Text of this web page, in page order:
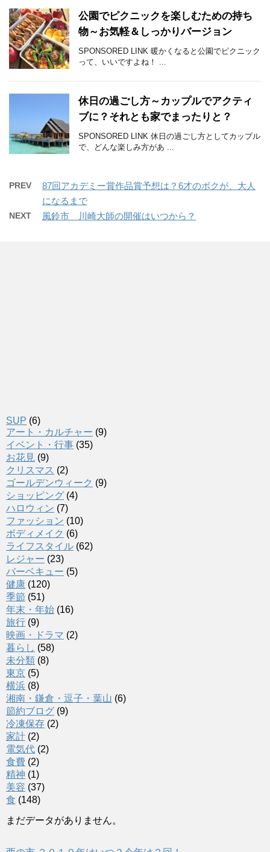
公園でピクニックを楽しむための持ち
物～お気軽＆しっかりバージョン
SPONSORED LINK 暖かくなると公園でピクニック
って、いいですよね！ ...
休日の過ごし方～カップルでアクティ
ブに？それとも家でまったりと？
SPONSORED LINK 休日の過ごし方としてカップル
で、どんな楽しみ方があ ...
PREV
87回アカデミー賞作品賞予想は？6才のボクが、大人
になるまで
NEXT 風鈴市 川崎大師の開催はいつから？
SUP (6)
アート・カルチャー (9)
イベント・行事 (35)
お花見 (9)
クリスマス (2)
ゴールデンウィーク (9)
ショッピング (4)
ハロウィン (7)
ファッション (10)
ボディメイク (6)
ライフスタイル (62)
レジャー (23)
バーベキュー (5)
健康 (120)
季節 (51)
年末・年始 (16)
旅行 (9)
映画・ドラマ (2)
暮らし (58)
未分類 (8)
東京 (5)
横浜 (8)
湘南・鎌倉・逗子・葉山 (6)
節約ブログ (9)
冷凍保存 (2)
家計 (2)
電気代 (2)
食費 (2)
精神 (1)
美容 (37)
食 (148)
まだデータがありません。